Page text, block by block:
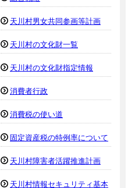
天川村男女共同参画等計画
天川村の文化財一覧
天川村の文化財指定情報
消費者行政
消費税の使い道
固定資産税の特例率について
天川村障害者活躍推進計画
天川村情報セキュリティ基本